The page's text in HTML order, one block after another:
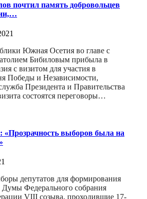
почтил память добровольцев
Южная Осетия во главе с
Бибиловым прибыла в
с визитом для участия в
Победы и Независимости,
Президента и Правительства
состоятся переговоры…
выборов была на
депутатов для формирования
Думы Федерального собрания
VIII созыва, проходившие 17-